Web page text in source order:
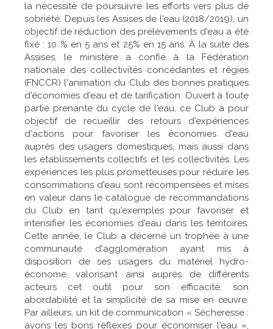
la nécessité de poursuivre les efforts vers plus de
sobriété. Depuis les Assises de l'eau (2018/2019), un
objectif de réduction des prélèvements d'eau a été
fixé : 10 % en 5 ans et 25% en 15 ans. À la suite des
Assises, le ministère a confié à la Fédération
nationale des collectivités concédantes et régies
(FNCCR) l'animation du Club des bonnes pratiques
d'économies d'eau et de tarification. Ouvert à toute
partie prenante du cycle de l'eau, ce Club a pour
objectif de recueillir des retours d'expériences
d'actions pour favoriser les économies d'eau
auprès des usagers domestiques, mais aussi dans
les établissements collectifs et les collectivités. Les
expériences les plus prometteuses pour réduire les
consommations d'eau sont récompensées et mises
en valeur dans le catalogue de recommandations
du Club en tant qu'exemples pour favoriser et
intensifier les économies d'eau dans les territoires.
Cette année, le Club a décerné un trophée à une
communauté d'agglomération ayant mis à
disposition de ses usagers du matériel hydro-
économe, valorisant ainsi auprès de différents
acteurs cet outil pour son efficacité, son
abordabilité et la simplicité de sa mise en œuvre.
Par ailleurs, un kit de communication « Sécheresse :
ayons les bons réflexes pour économiser l'eau »,